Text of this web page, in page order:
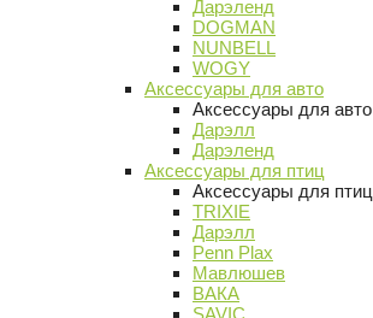
Дарэленд
DOGMAN
NUNBELL
WOGY
Аксессуары для авто
Аксессуары для авто
Дарэлл
Дарэленд
Аксессуары для птиц
Аксессуары для птиц
TRIXIE
Дарэлл
Penn Plax
Мавлюшев
ВАКА
SAVIC